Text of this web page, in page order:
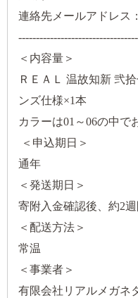
連絡先メールアドレス
＜内容量＞
ＲＥＡＬ 温故知新 弐
ンズ仕様×1本
カラーは01～06の中で
＜申込期日＞
通年
＜発送期日＞
寄附入金確認後、約2
＜配送方法＞
常温
＜事業者＞
有限会社リアルメガネ